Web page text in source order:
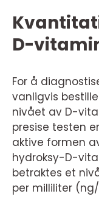
D-
For å
vanligvis
nivået av D-
presise testen
aktive formen
hydroksy-D-
betraktes et
per milliliter